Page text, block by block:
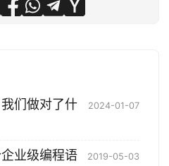
们做对了什
2024-01-07
业级编程语
2019-05-03